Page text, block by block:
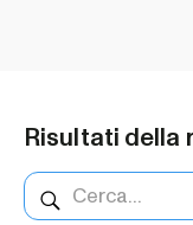
Risultati della